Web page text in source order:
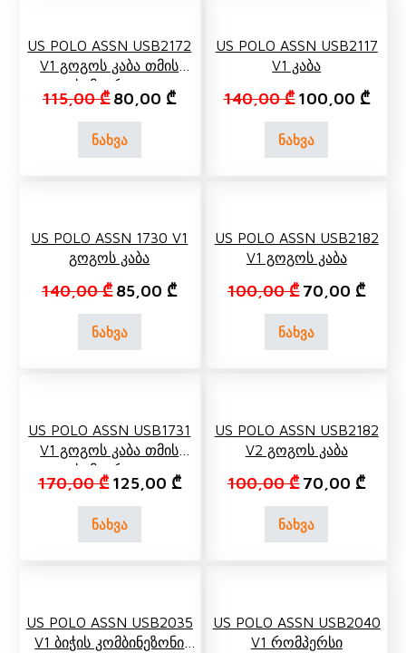
US POLO ASSN USB2172
V1 Გოგოს Კაბა Თმის
Სამაგრით
115,00₾ Original price was: 115,00 ₾.
80,00 ₾Current price is: 80,00 ₾.
ნახვა
US POLO ASSN USB2117
V1 Კაბა
140,00₾ Original price
100,00 ₾
ნახვა
US POLO ASSN 1730 V1
Გოგოს Კაბა
140,00₾ Original price was: 140,00 ₾.
85,00 ₾Current price is: 85,00 ₾.
ნახვა
US POLO ASSN USB2182
V1 Გოგოს Კაბა
100,00₾ Original price
70,00 ₾
ნახვა
US POLO ASSN USB1731
V1 Გოგოს Კაბა Თმის
Სამაგრით
170,00₾ Original price was: 170,00 ₾.
125,00 ₾Current price is: 125,00 ₾.
ნახვა
US POLO ASSN USB2182
V2 Გოგოს Კაბა
100,00₾ Original price
70,00 ₾
ნახვა
US POLO ASSN USB2035
V1 Ბიჭის Კომბინეზონი
US POLO ASSN USB2040
V1 Რომპერსი